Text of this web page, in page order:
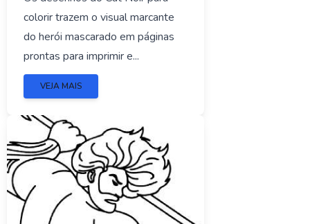
colorir trazem o visual marcante
do herói mascarado em páginas
prontas para imprimir e...
VEJA MAIS